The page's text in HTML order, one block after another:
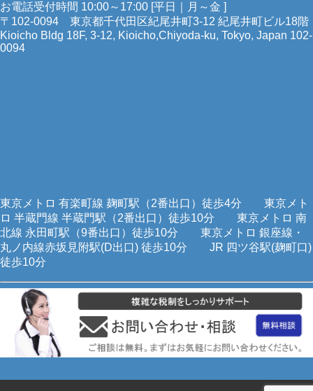
お電話受付時間 10:00～17:00 [平日｜月～金 ]
〒102-0094 東京都千代田区紀尾井町3-12 紀尾井町ビル18階
Kioicho Bldg 18F, 3-12, Kioicho,Chiyoda-ku, Tokyo, Japan 102-
0094
東京メトロ 有楽町線 麹町駅（2番出口）徒歩4分 東京メト
ロ 半蔵門線 半蔵門駅（2番出口）徒歩10分 東京メトロ 南
北線 永田町駅（9番出口）徒歩10分 東京メトロ 銀座線・
丸ノ内線赤坂見附駅(D出口) 徒歩10分 JR 四ツ谷駅(麹町口)
徒歩10分